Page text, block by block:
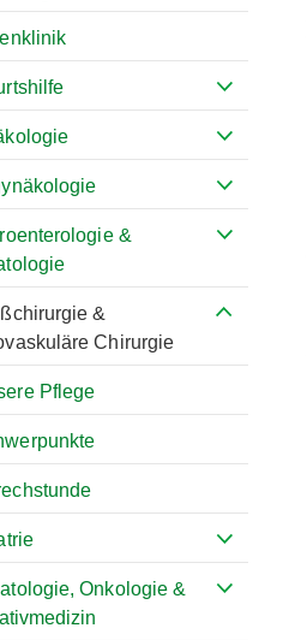
&
&
Chirurgie
Pflege
Onkologie &